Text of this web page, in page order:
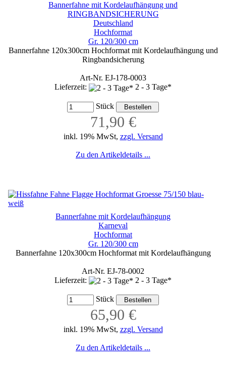
Bannerfahne mit Kordelaufhängung und
RINGBANDSICHERUNG
Deutschland
Hochformat
Gr. 120/300 cm
Bannerfahne 120x300cm Hochformat mit Kordelaufhängung und
Ringbandsicherung
Art-Nr. EJ-178-0003
Lieferzeit:
2 - 3 Tage*
Stück
71,90 €
inkl. 19% MwSt, zzgl. Versand
Zu den Artikeldetails ...
Bannerfahne mit Kordelaufhängung
Karneval
Hochformat
Gr. 120/300 cm
Bannerfahne 120x300cm Hochformat mit Kordelaufhängung
Art-Nr. EJ-78-0002
Lieferzeit:
2 - 3 Tage*
Stück
65,90 €
inkl. 19% MwSt, zzgl. Versand
Zu den Artikeldetails ...